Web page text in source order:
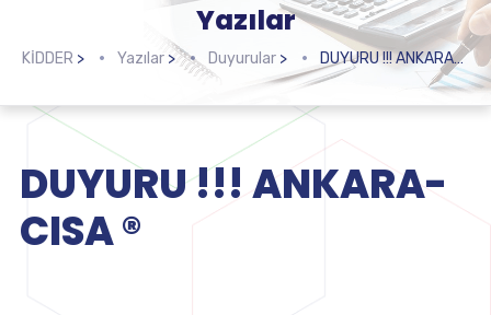
Yazılar
KİDDER > Yazılar> Duyurular> DUYURU !!! ANKARA- CISA ®
DUYURU !!! ANKARA-
CISA ®